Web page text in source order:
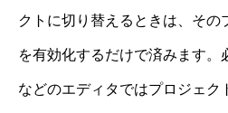
クトに切り替えるときは、その
を有効化するだけで済みます
などのエディタではプロジェク